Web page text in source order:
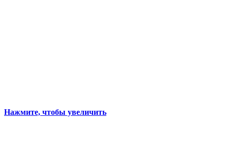
Нажмите, чтобы увеличить